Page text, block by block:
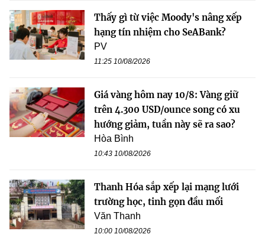
Thấy gì từ việc Moody's nâng xếp
hạng tín nhiệm cho SeABank?
PV
11:25 10/08/2026
Giá vàng hôm nay 10/8: Vàng giữ
trên 4.300 USD/ounce song có xu
hướng giảm, tuần này sẽ ra sao?
Hòa Bình
10:43 10/08/2026
Thanh Hóa sắp xếp lại mạng lưới
trường học, tinh gọn đầu mối
Văn Thanh
10:00 10/08/2026